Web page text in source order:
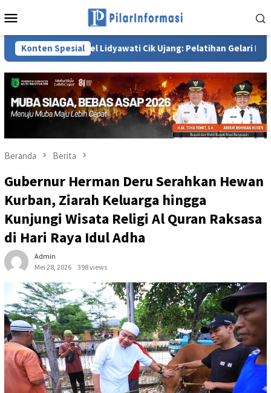
ke
Mobile
Konten Spesial
Sumsel Lidyawati Cik Ujang: Pelatihan Gelari Pelangi Wujud
Beranda Berita
Gubernur Herman Deru Serahkan Hewan
Kurban, Ziarah Keluarga hingga
Kunjungi Wisata Religi Al Quran Raksasa
di Hari Raya Idul Adha
Admin
Mei 28, 2026
398 views